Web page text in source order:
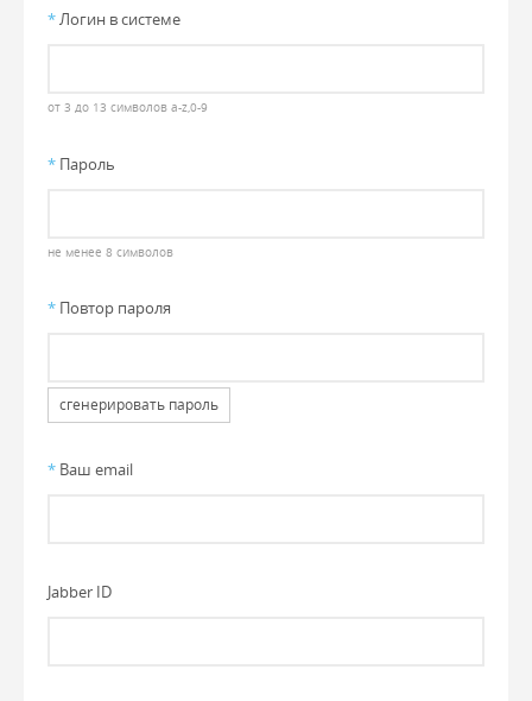
*Логин в системе
от 3 до 13 символов a-z,0-9
* Пароль
не менее 8 символов
* Повтор пароля
сгенерировать пароль
* Ваш email
Jabber ID